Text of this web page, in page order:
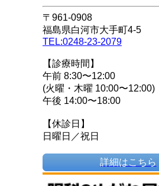
〒961-0908
福島県白河市大手町4-5
TEL:0248-23-2079
【診療時間】
午前 8:30〜12:00
(火曜・木曜 10:00〜12:00)
午後 14:00〜18:00
【休診日】
日曜日／祝日
詳細はこちら